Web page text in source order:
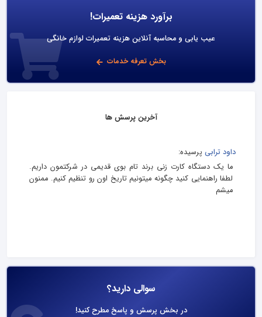
برآورد هزینه تعمیرات!
عیب یابی و محاسبه آنلاین هزینه تعمیرات لوازم خانگی
بخش تعرفه خدمات
آخرین پرسش ها
داود ترابی پرسیده:
ما یک دستگاه کارت زنی برند تام بوی قدیمی در شرکتمون داریم.
لطفا راهنمایی کنید چگونه میتونیم تاریخ اون رو تنظیم کنیم. ممنون
میشم
سوالی دارید؟
در بخش پرسش و پاسخ مطرح کنید!